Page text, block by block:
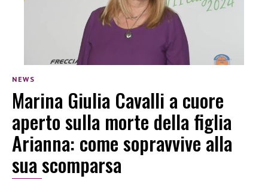
NEWS
Marina Giulia Cavalli a cuore
aperto sulla morte della figlia
Arianna: come sopravvive alla
sua scomparsa